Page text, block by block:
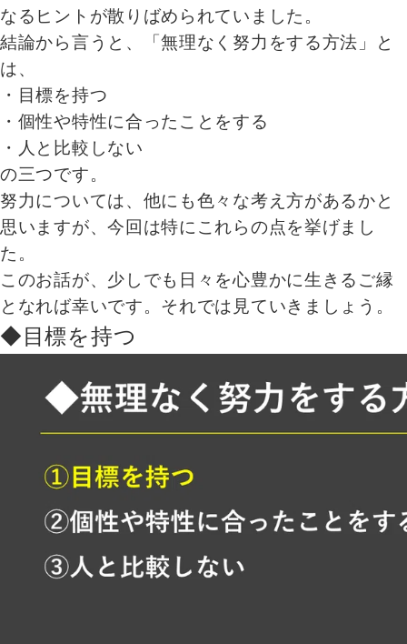
なるヒントが散りばめられていました。
結論から言うと、「無理なく努力をする方法」と
は、
・目標を持つ
・個性や特性に合ったことをする
・人と比較しない
の三つです。
努力については、他にも色々な考え方があるかと
思いますが、今回は特にこれらの点を挙げまし
た。
このお話が、少しでも日々を心豊かに生きるご縁
となれば幸いです。それでは見ていきましょう。
◆目標を持つ